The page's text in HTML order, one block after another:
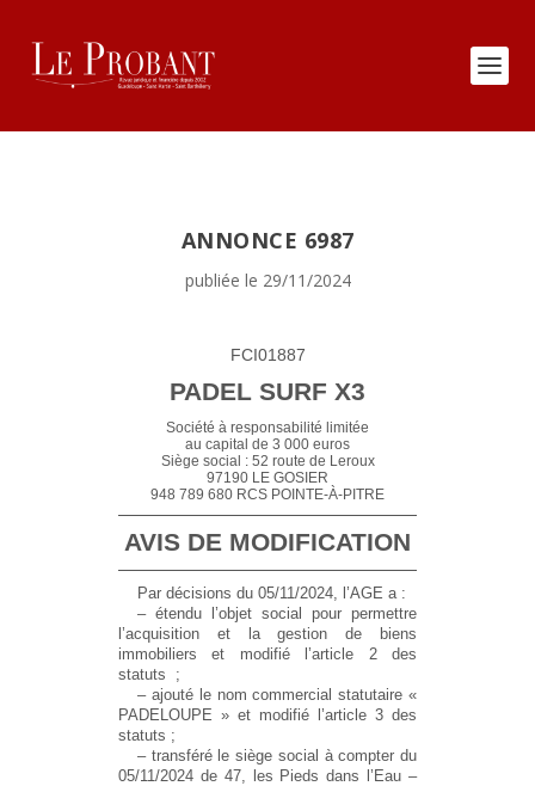
ANNONCE 6987
publiée le 29/11/2024
FCI01887
PADEL SURF X3
Société à responsabilité limitée
au capital de 3 000 euros
Siège social : 52 route de Leroux
97190 LE GOSIER
948 789 680 RCS POINTE-À-PITRE
AVIS DE MODIFICATION
Par décisions du 05/11/2024, l’AGE a :
– étendu l’objet social pour permettre
l’acquisition et la gestion de biens
immobiliers et modifié l’article 2 des
statuts ;
– ajouté le nom commercial statutaire «
PADELOUPE » et modifié l’article 3 des
statuts ;
– transféré le siège social à compter du
05/11/2024 de 47, les Pieds dans l’Eau –